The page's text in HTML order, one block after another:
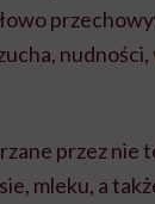
nudności,
przez nie
mleku, a